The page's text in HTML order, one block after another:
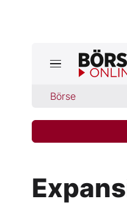
Börse
Jetzt a
Finanz-